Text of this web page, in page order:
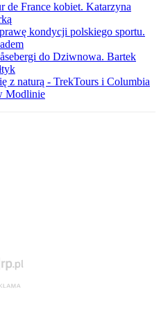
de France kobiet. Katarzyna
kondycji polskiego sportu.
do Dziwnowa. Bartek
z naturą - TrekTours i Columbia
Modlinie